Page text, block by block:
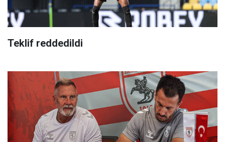
Teklif reddedildi